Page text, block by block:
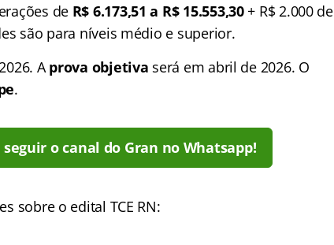
de R$ 6.173,51 a R$ 15.553,30+ R$ 2.000 de
são para níveis médio e superior.
Aprova objetiva será em abril de 2026. O
.
o canal do Gran no Whatsapp!
sobre o edital TCE RN: